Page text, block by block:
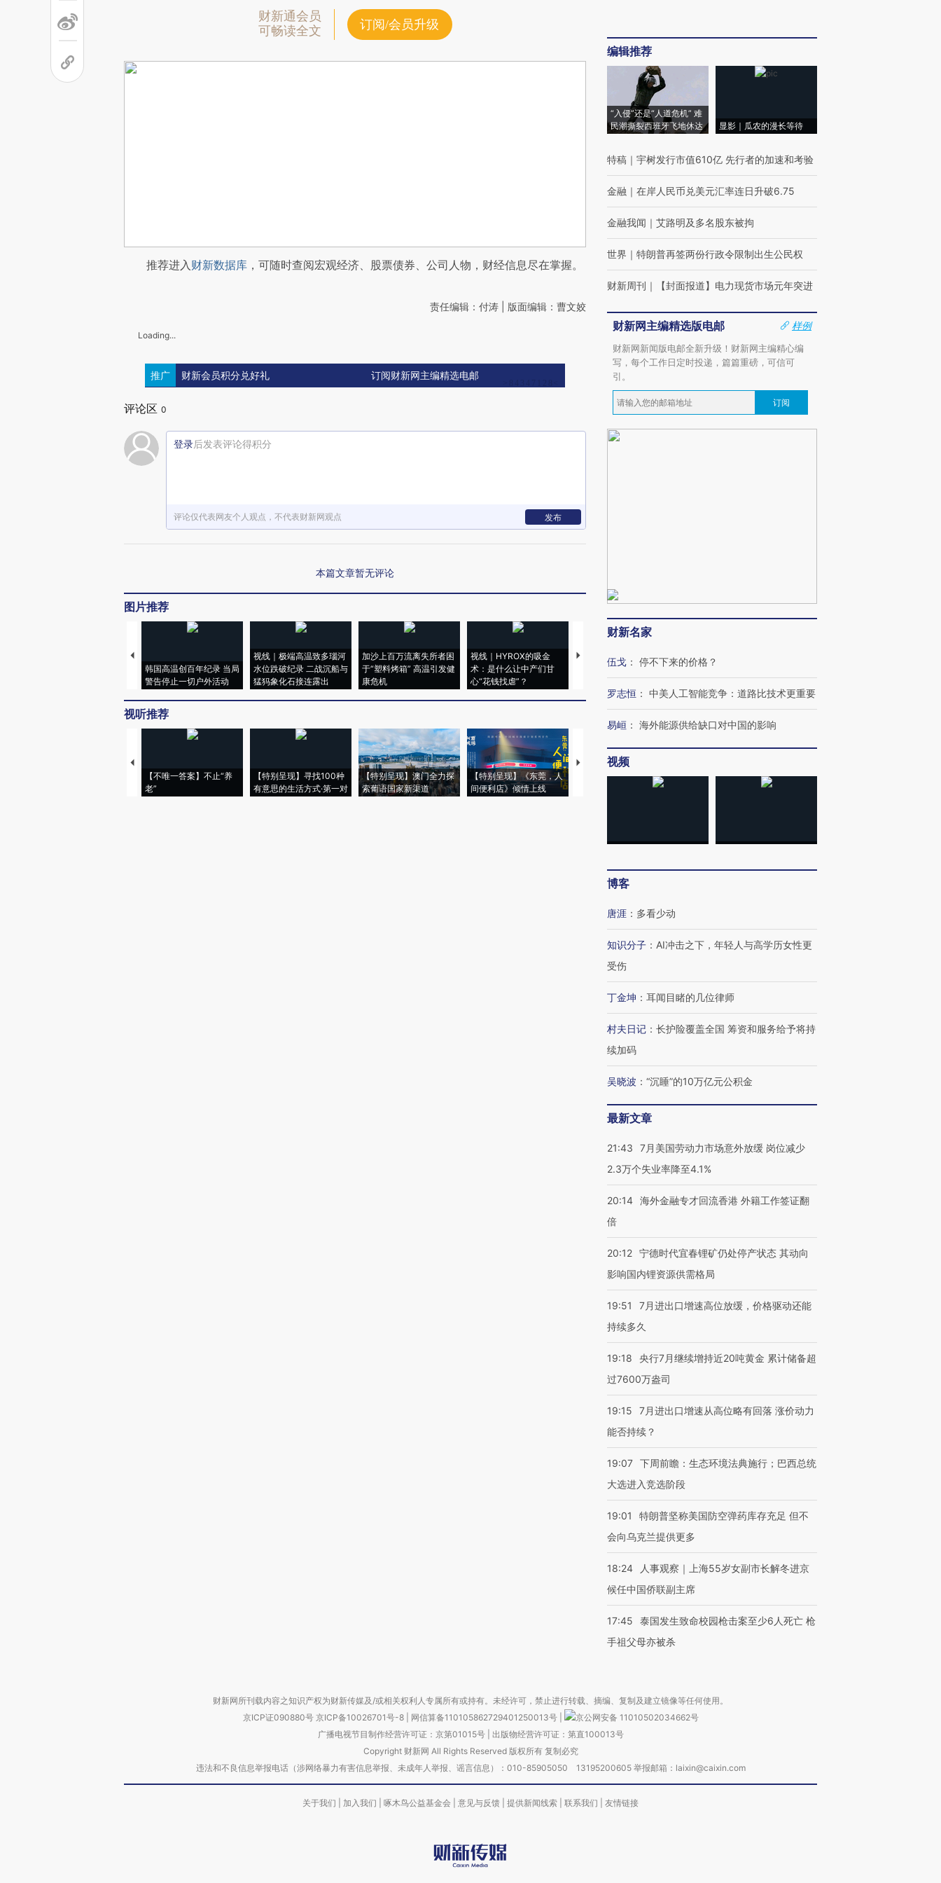
财新通会员
可畅读全文
订阅/会员升级
推荐进入财新数据库 ，可随时查阅宏观经济、股票债券、公司人物，财经信息尽在掌握。
责任编辑：付涛 | 版面编辑：曹文姣
Loading...
推广 财新会员积分兑好礼 订阅财新网主编精选电邮
评论区 0
登录后发表评论得积分
评论仅代表网友个人观点，不代表财新网观点 发布
本篇文章暂无评论
图片推荐
韩国高温创百年纪录 当局
警告停止一切户外活动
视线｜极端高温致多瑙河
水位跌破纪录 二战沉船与
猛犸象化石接连露出
加沙上百万流离失所者困
于“塑料烤箱” 高温引发健
康危机
视线｜HYROX的吸金
术：是什么让中产们甘
心“花钱找虐”？
马航飞行员跨国走私7万
粒摇头丸 尿检体内含3种
视线｜被称为“蟑螂”的印
度Z世代 用街头抗争将教
育部长拱下台
飞地休达
视听推荐
【不唯一答案】不止“养
老”
【特别呈现】寻找100种
有意思的生活方式·第一对
【特别呈现】澳门全力探
索葡语国家新渠道
【特别呈现】《东莞，人
间便利店》倾情上线
【推广】走进第四届链博
会，让数智科技“链”接产
【特别呈现】寻找100种
有意思的生活方式·第三对
CFO：不靠规模取胜，华
编辑推荐
“入侵”还是“人道危机” 难
民潮撕裂西班牙飞地休达
显影｜瓜农的漫长等待
特稿 ｜ 宇树发行市值610亿 先行者的加速和考验
金融 ｜ 在岸人民币兑美元汇率连日升破6.75
金融我闻 ｜ 艾路明及多名股东被拘
世界 ｜ 特朗普再签两份行政令限制出生公民权
财新周刊 ｜ 【封面报道】电力现货市场元年突进
财新网主编精选版电邮
样例
财新网新闻版电邮全新升级！财新网主编精心编
写，每个工作日定时投递，篇篇重磅，可信可
引。
订阅
财新名家
伍戈 ： 停不下来的价格？
罗志恒 ： 中美人工智能竞争：道路比技术更重要
易峘 ： 海外能源供给缺口对中国的影响
视频
博客
唐涯 ： 多看少动
知识分子 ： AI冲击之下，年轻人与高学历女性更
受伤
丁金坤 ： 耳闻目睹的几位律师
村夫日记 ： 长护险覆盖全国 筹资和服务给予将持
续加码
吴晓波 ： “沉睡”的10万亿元公积金
最新文章
21:43
7月美国劳动力市场意外放缓 岗位减少
2.3万个失业率降至4.1%
20:14 海外金融专才回流香港 外籍工作签证翻
倍
20:12 宁德时代宜春锂矿仍处停产状态 其动向
影响国内锂资源供需格局
19:51
7月进出口增速高位放缓，价格驱动还能
持续多久
19:18
央行7月继续增持近20吨黄金 累计储备超
过7600万盎司
19:15
7月进出口增速从高位略有回落 涨价动力
能否持续？
19:07 下周前瞻：生态环境法典施行；巴西总统
大选进入竞选阶段
19:01
特朗普坚称美国防空弹药库存充足 但不
会向乌克兰提供更多
18:24
人事观察｜上海55岁女副市长解冬进京
候任中国侨联副主席
17:45
泰国发生致命校园枪击案至少6人死亡 枪
手祖父母亦被杀
财新网所刊载内容之知识产权为财新传媒及/或相关权利人专属所有或持有。未经许可，禁止进行转载、摘编、复制及建立镜像等任何使用。
京ICP证090880号 京ICP备10026701号-8 网信算备110105862729401250013号
京公网安备 11010502034662号
广播电视节目制作经营许可证：京第01015号| 出版物经营许可证：第直100013号
Copyright 财新网 All Rights Reserved 版权所有 复制必究
违法和不良信息举报电话（涉网络暴力有害信息举报、未成年人举报、谣言信息）：010-85905050 13195200605 举报邮箱：laixin@caixin.com
关于我们 加入我们 啄木鸟公益基金会 意见与反馈 提供新闻线索 联系我们 友情链接